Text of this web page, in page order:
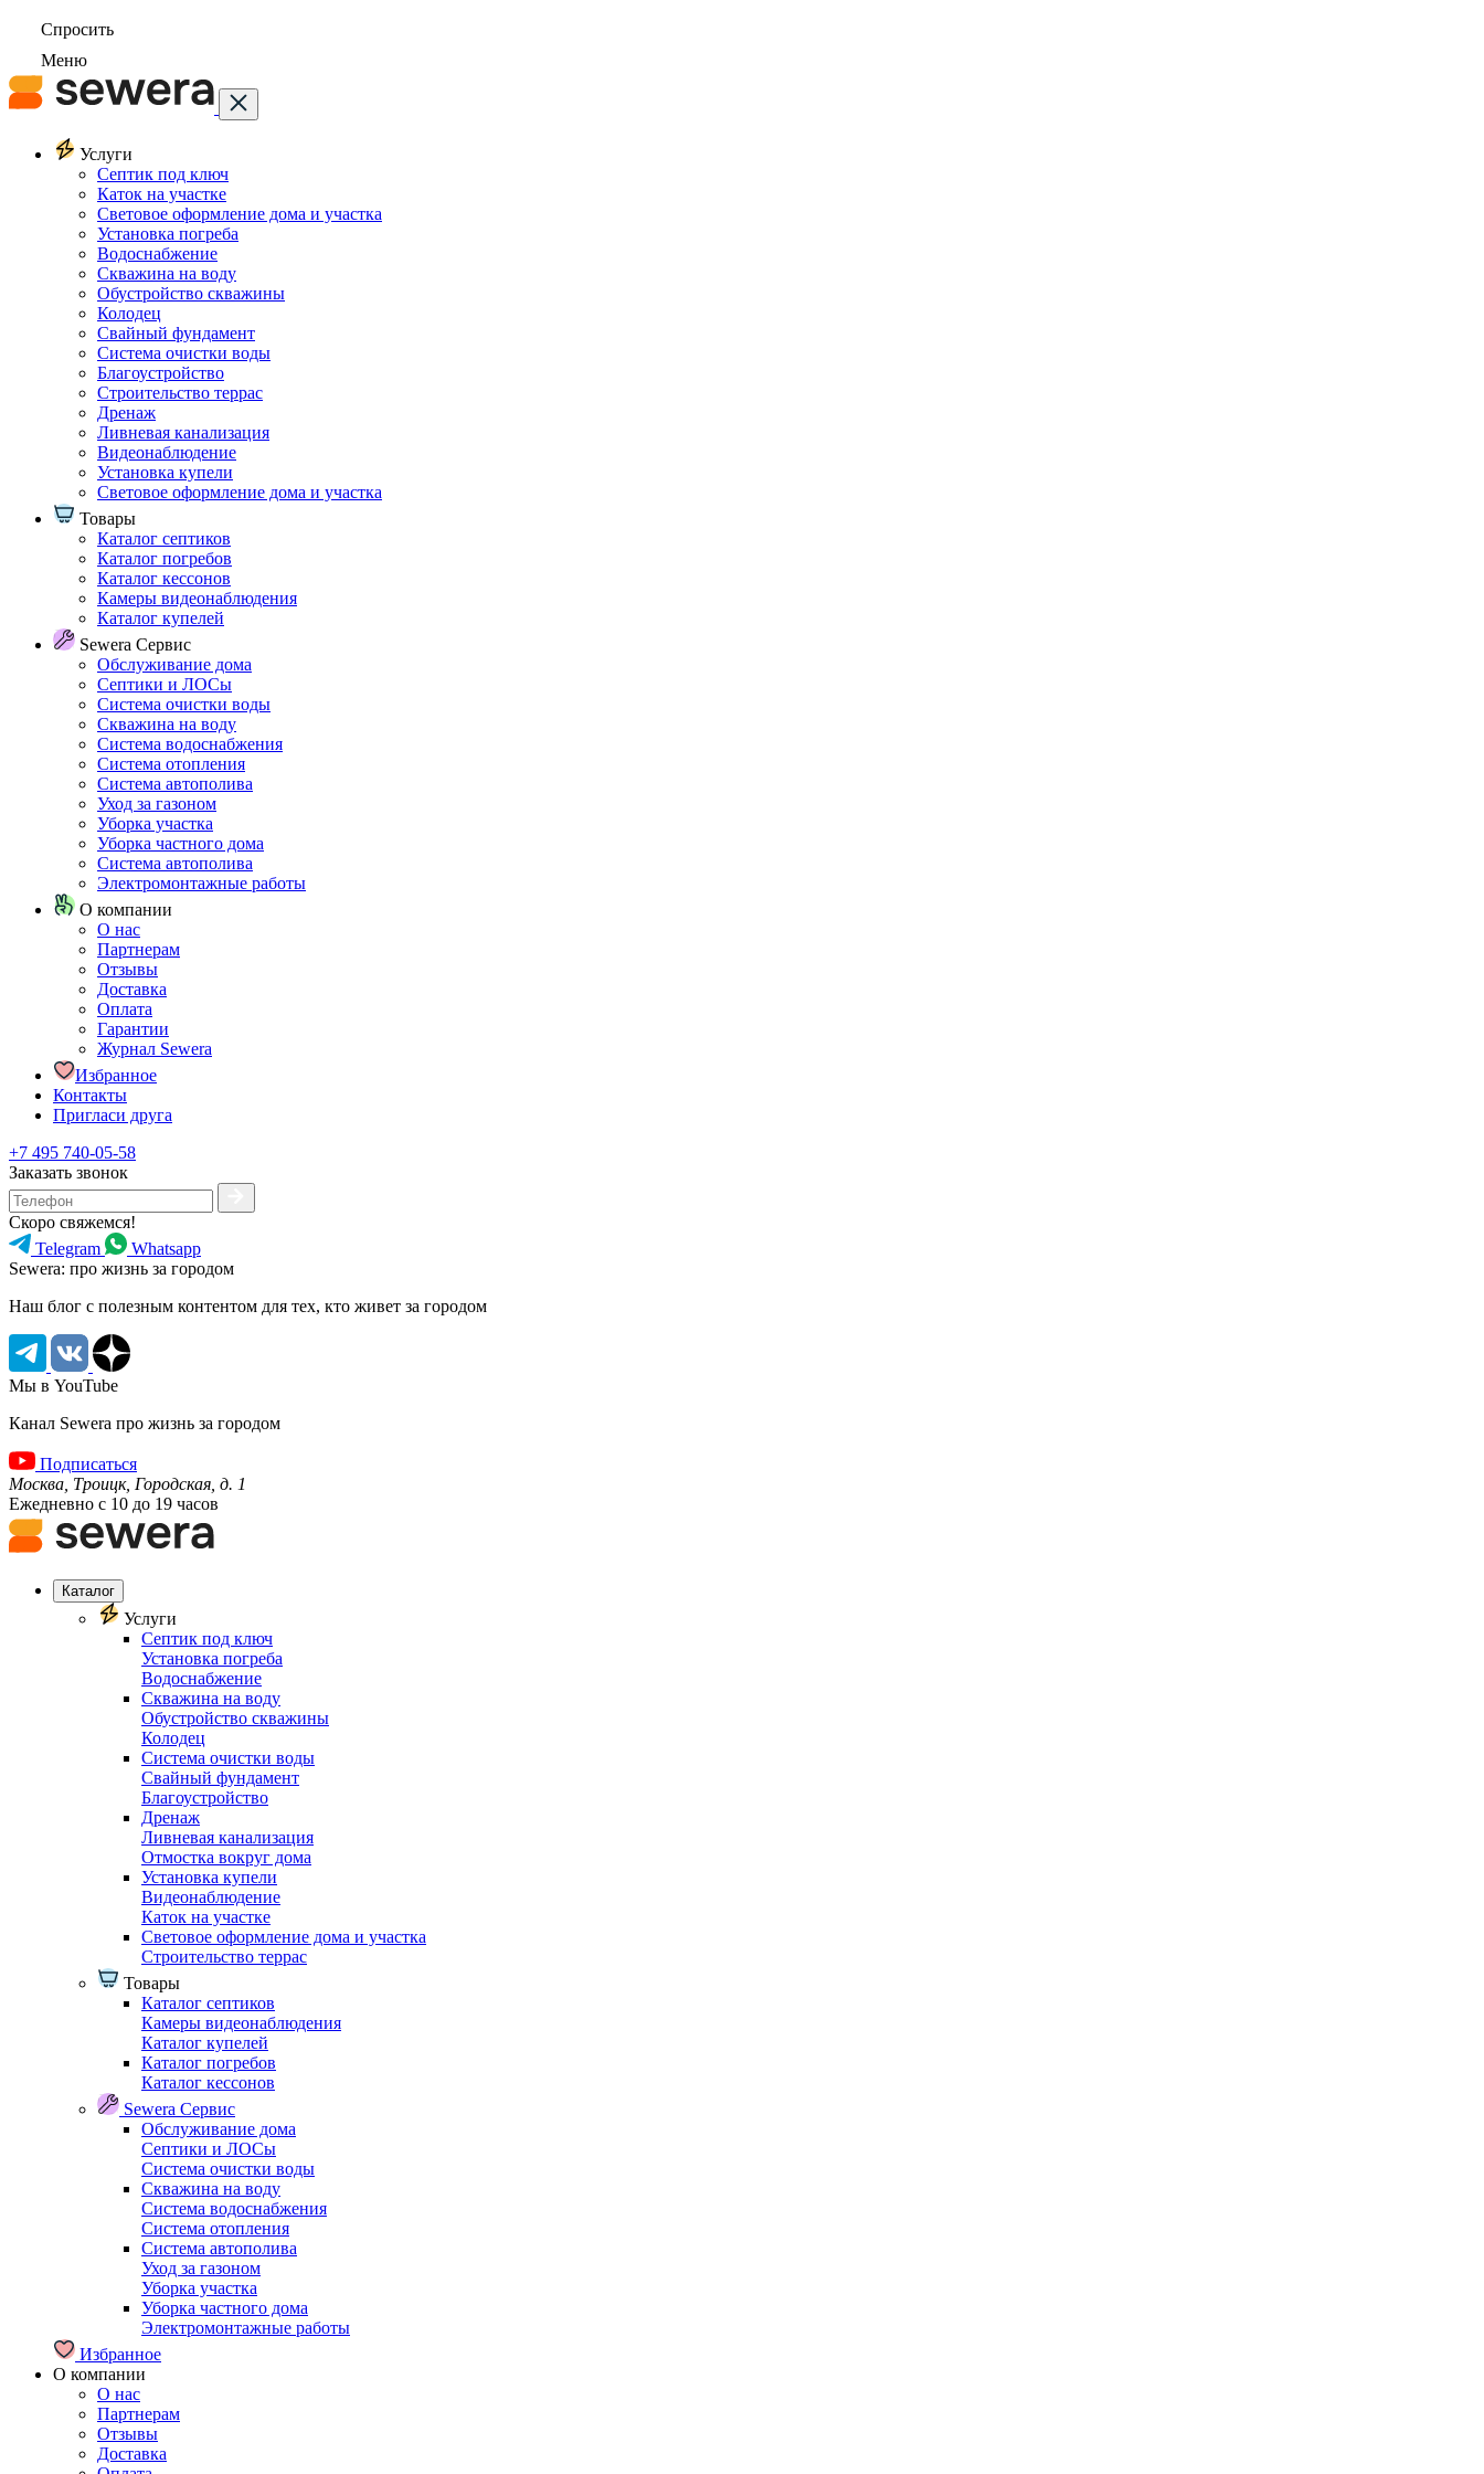
Спросить
Меню
Услуги
Септик под ключ
Каток на участке
Световое оформление дома и участка
Установка погреба
Водоснабжение
Скважина на воду
Обустройство скважины
Колодец
Свайный фундамент
Система очистки воды
Благоустройство
Строительство террас
Дренаж
Ливневая канализация
Видеонаблюдение
Установка купели
Световое оформление дома и участка
Товары
Каталог септиков
Каталог погребов
Каталог кессонов
Камеры видеонаблюдения
Каталог купелей
Sewera Сервис
Обслуживание дома
Септики и ЛОСы
Система очистки воды
Скважина на воду
Система водоснабжения
Система отопления
Система автополива
Уход за газоном
Уборка участка
Уборка частного дома
Система автополива
Электромонтажные работы
О компании
О нас
Партнерам
Отзывы
Доставка
Оплата
Гарантии
Журнал Sewera
Избранное
Контакты
Пригласи друга
+7 495 740-05-58
Заказать звонок
Скоро свяжемся!
Telegram
Whatsapp
Sewera: про жизнь за городом
Наш блог c полезным контентом для тех, кто живет за городом
Мы в YouTube
Канал Sewera про жизнь за городом
Подписаться
Москва, Троицк, Городская, д. 1
Ежедневно с 10 до 19 часов
Каталог
Услуги
Септик под ключ
Установка погреба
Водоснабжение
Скважина на воду
Обустройство скважины
Колодец
Система очистки воды
Свайный фундамент
Благоустройство
Дренаж
Ливневая канализация
Отмостка вокруг дома
Установка купели
Видеонаблюдение
Каток на участке
Световое оформление дома и участка
Строительство террас
Товары
Каталог септиков
Камеры видеонаблюдения
Каталог купелей
Каталог погребов
Каталог кессонов
Sewera Сервис
Обслуживание дома
Септики и ЛОСы
Система очистки воды
Скважина на воду
Система водоснабжения
Система отопления
Система автополива
Уход за газоном
Уборка участка
Уборка частного дома
Электромонтажные работы
Избранное
О компании
О нас
Партнерам
Отзывы
Доставка